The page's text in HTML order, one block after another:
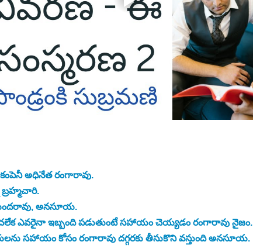
అధినేత రంగారావు.
అనసూయ.
ఎవరైనా ఇబ్బంది పడుతుంటే సహాయం చెయ్యడం రంగారావు నైజం.
సహాయం కోసం రంగారావు దగ్గరకు తీసుకొని వస్తుంది అనసూయ.